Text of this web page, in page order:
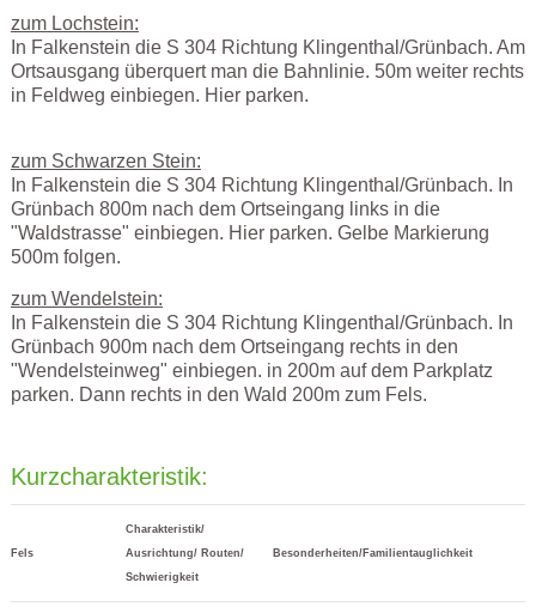
zum Lochstein:
In Falkenstein die S 304 Richtung Klingenthal/Grünbach. Am
Ortsausgang überquert man die Bahnlinie. 50m weiter rechts
in Feldweg einbiegen. Hier parken.
zum Schwarzen Stein:
In Falkenstein die S 304 Richtung Klingenthal/Grünbach. In
Grünbach 800m nach dem Ortseingang links in die
"Waldstrasse" einbiegen. Hier parken. Gelbe Markierung
500m folgen.
zum Wendelstein:
In Falkenstein die S 304 Richtung Klingenthal/Grünbach. In
Grünbach 900m nach dem Ortseingang rechts in den
"Wendelsteinweg" einbiegen. in 200m auf dem Parkplatz
parken. Dann rechts in den Wald 200m zum Fels.
Kurzcharakteristik:
Fels
Charakteristik/
Ausrichtung/ Routen/
Schwierigkeit
Besonderheiten/Familientauglichkeit